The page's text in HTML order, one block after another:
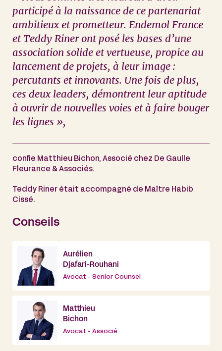
participé à la naissance de ce partenariat
ambitieux et prometteur. Endemol France
et Teddy Riner ont posé les bases d’une
association solide et vertueuse, propice au
lancement de projets, à leur image :
percutants et innovants. Une fois de plus,
ces deux leaders, démontrent leur aptitude
à ouvrir de nouvelles voies et à faire bouger
les lignes »,
confie Matthieu Bichon, Associé chez De Gaulle
Fleurance & Associés.
Teddy Riner était accompagné de Maître Habib
Cissé.
Conseils
Aurélien
Djafari-Rouhani
Avocat - Senior Counsel
Matthieu
Bichon
Avocat - Associé